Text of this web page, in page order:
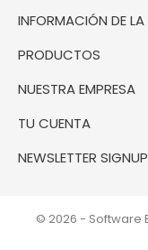
INFORMACIÓN DE LA
PRODUCTOS
NUESTRA EMPRESA
TU CUENTA
NEWSLETTER SIGNUP
© 2026 - Software